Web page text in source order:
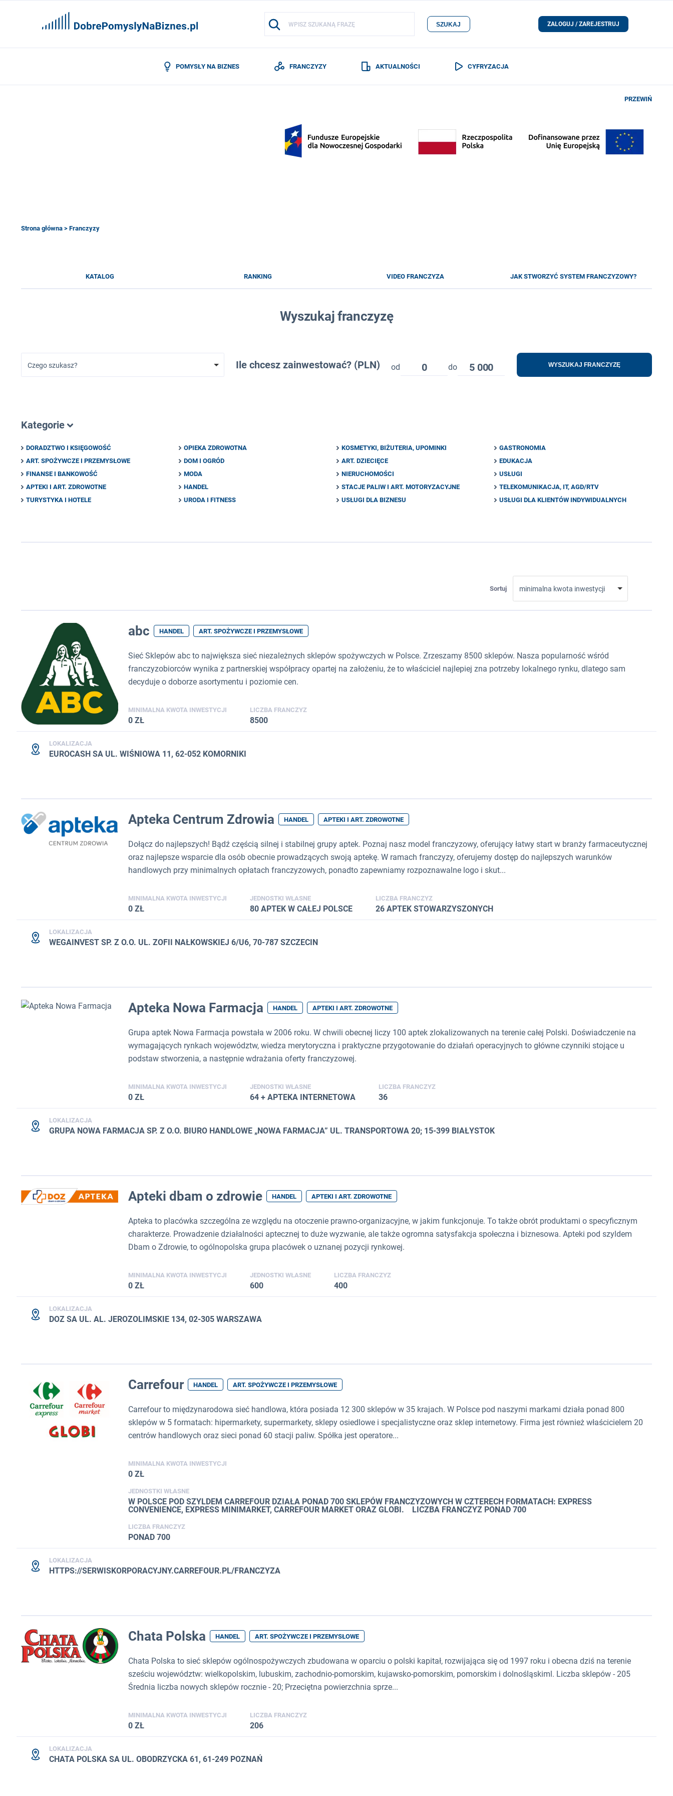
SZUKAJ ZALOGUJ / ZAREJESTRUJ
POMYSŁY NA BIZNES FRANCZYZY AKTUALNOŚCI CYFRYZACJA
PRZEWIŃ
Strona główna > Franczyzy
KATALOG RANKING VIDEO FRANCZYZA JAK STWORZYĆ SYSTEM FRANCZYZOWY?
Wyszukaj franczyzę
Czego szukasz? Ile chcesz zainwestować? (PLN) od 0 do 5 000 WYSZUKAJ FRANCZYZĘ
Kategorie
DORADZTWO I KSIĘGOWOŚĆ OPIEKA ZDROWOTNA KOSMETYKI, BIŻUTERIA, UPOMINKI
GASTRONOMIA
ART. SPOŻYWCZE I PRZEMYSŁOWE
DOM I OGRÓD ART. DZIECIĘCE
EDUKACJA
FINANSE I BANKOWOŚĆ
MODA NIERUCHOMOŚCI
USŁUGI
APTEKI I ART. ZDROWOTNE
HANDEL STACJE PALIW I ART. MOTORYZACYJNE
TELEKOMUNIKACJA, IT, AGD/RTV
TURYSTYKA I HOTELE
URODA I FITNESS USŁUGI DLA BIZNESU USŁUGI DLA KLIENTÓW INDYWIDUALNYCH
Sortuj minimalna kwota inwestycji
abc HANDEL ART. SPOŻYWCZE I PRZEMYSŁOWE
Sieć Sklepów abc to największa sieć niezależnych sklepów spożywczych w Polsce. Zrzeszamy 8500 sklepów. Nasza popularność wśród
franczyzobiorców wynika z partnerskiej współpracy opartej na założeniu, że to właściciel najlepiej zna potrzeby lokalnego rynku, dlatego sam
decyduje o doborze asortymentu i poziomie cen.
MINIMALNA KWOTA INWESTYCJI
0 ZŁ
LICZBA FRANCZYZ
8500
LOKALIZACJA
EUROCASH SA UL. WIŚNIOWA 11, 62-052 KOMORNIKI
Apteka Centrum Zdrowia HANDEL APTEKI I ART. ZDROWOTNE
Dołącz do najlepszych! Bądź częścią silnej i stabilnej grupy aptek. Poznaj nasz model franczyzowy, oferujący łatwy start w branży farmaceutycznej
oraz najlepsze wsparcie dla osób obecnie prowadzących swoją aptekę. W ramach franczyzy, oferujemy dostęp do najlepszych warunków
handlowych przy minimalnych opłatach franczyzowych, ponadto zapewniamy rozpoznawalne logo i skut...
MINIMALNA KWOTA INWESTYCJI
0 ZŁ
JEDNOSTKI WŁASNE
80 APTEK W CAŁEJ POLSCE
LICZBA FRANCZYZ
26 APTEK STOWARZYSZONYCH
LOKALIZACJA
WEGAINVEST SP. Z O.O. UL. ZOFII NAŁKOWSKIEJ 6/U6, 70-787 SZCZECIN
Apteka Nowa Farmacja HANDEL APTEKI I ART. ZDROWOTNE
Grupa aptek Nowa Farmacja powstała w 2006 roku. W chwili obecnej liczy 100 aptek zlokalizowanych na terenie całej Polski. Doświadczenie na
wymagających rynkach województw, wiedza merytoryczna i praktyczne przygotowanie do działań operacyjnych to główne czynniki stojące u
podstaw stworzenia, a następnie wdrażania oferty franczyzowej.
MINIMALNA KWOTA INWESTYCJI
0 ZŁ
JEDNOSTKI WŁASNE
64 + APTEKA INTERNETOWA
LICZBA FRANCZYZ
36
LOKALIZACJA
GRUPA NOWA FARMACJA SP. Z O.O. BIURO HANDLOWE „NOWA FARMACJA” UL. TRANSPORTOWA 20; 15-399 BIAŁYSTOK
Apteki dbam o zdrowie HANDEL APTEKI I ART. ZDROWOTNE
Apteka to placówka szczególna ze względu na otoczenie prawno-organizacyjne, w jakim funkcjonuje. To także obrót produktami o specyficznym
charakterze. Prowadzenie działalności aptecznej to duże wyzwanie, ale także ogromna satysfakcja społeczna i biznesowa. Apteki pod szyldem
Dbam o Zdrowie, to ogólnopolska grupa placówek o uznanej pozycji rynkowej.
MINIMALNA KWOTA INWESTYCJI
0 ZŁ
JEDNOSTKI WŁASNE
600
LICZBA FRANCZYZ
400
LOKALIZACJA
DOZ SA UL. AL. JEROZOLIMSKIE 134, 02-305 WARSZAWA
Carrefour HANDEL ART. SPOŻYWCZE I PRZEMYSŁOWE
Carrefour to międzynarodowa sieć handlowa, która posiada 12 300 sklepów w 35 krajach. W Polsce pod naszymi markami działa ponad 800
sklepów w 5 formatach: hipermarkety, supermarkety, sklepy osiedlowe i specjalistyczne oraz sklep internetowy. Firma jest również właścicielem 20
centrów handlowych oraz sieci ponad 60 stacji paliw. Spółka jest operatore...
MINIMALNA KWOTA INWESTYCJI
0 ZŁ
JEDNOSTKI WŁASNE
W POLSCE POD SZYLDEM CARREFOUR DZIAŁA PONAD 700 SKLEPÓW FRANCZYZOWYCH W CZTERECH FORMATACH: EXPRESS
CONVENIENCE, EXPRESS MINIMARKET, CARREFOUR MARKET ORAZ GLOBI. LICZBA FRANCZYZ PONAD 700
LICZBA FRANCZYZ
PONAD 700
LOKALIZACJA
HTTPS://SERWISKORPORACYJNY.CARREFOUR.PL/FRANCZYZA
Chata Polska HANDEL ART. SPOŻYWCZE I PRZEMYSŁOWE
Chata Polska to sieć sklepów ogólnospożywczych zbudowana w oparciu o polski kapitał, rozwijająca się od 1997 roku i obecna dziś na terenie
sześciu województw: wielkopolskim, lubuskim, zachodnio-pomorskim, kujawsko-pomorskim, pomorskim i dolnośląskiml. Liczba sklepów - 205
Średnia liczba nowych sklepów rocznie - 20; Przeciętna powierzchnia sprze...
MINIMALNA KWOTA INWESTYCJI
0 ZŁ
LICZBA FRANCZYZ
206
LOKALIZACJA
CHATA POLSKA SA UL. OBODRZYCKA 61, 61-249 POZNAŃ